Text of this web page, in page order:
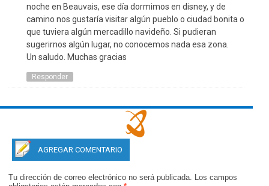
noche en Beauvais, ese día dormimos en disney, y de
camino nos gustaría visitar algún pueblo o ciudad bonita o
que tuviera algún mercadillo navideño. Si pudieran
sugerirnos algún lugar, no conocemos nada esa zona.
Un saludo. Muchas gracias
Responder
AGREGAR COMENTARIO
Tu dirección de correo electrónico no será publicada. Los campos